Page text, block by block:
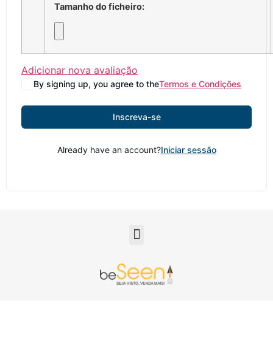
Tamanho do ficheiro:
Adicionar nova avaliação
By signing up, you agree to theTermos e Condições
Inscreva-se
Already have an account?Iniciar sessão